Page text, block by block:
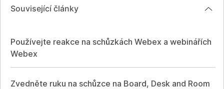
Související články
Používejte reakce na schůzkách Webex a webinářích
Webex
Zvedněte ruku na schůzce na Board, Desk and Room